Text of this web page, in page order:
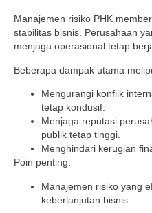
Manajemen risiko PHK
stabilitas bisnis. Perusahaan
menjaga operasional tetap
Beberapa dampak utama
Mengurangi konflik
tetap kondusif.
Menjaga reputasi
publik tetap tinggi.
Menghindari kerugian
Poin penting:
Manajemen risiko yang
keberlanjutan bisnis.